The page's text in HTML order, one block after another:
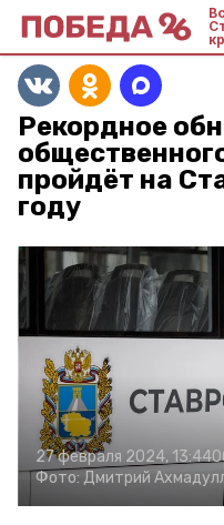
Рекордное
пройдёт на
году
27 февраля 2024, 13:44
Фото: Дмитрий